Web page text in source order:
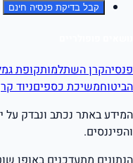
קבל בדיקת פנסיה חינם
פנסיהקרן השתלמותקופת
הביטוחמשיכת כספיםניוד
המידע באתר נכתב ונבדק על
והפיננסים.